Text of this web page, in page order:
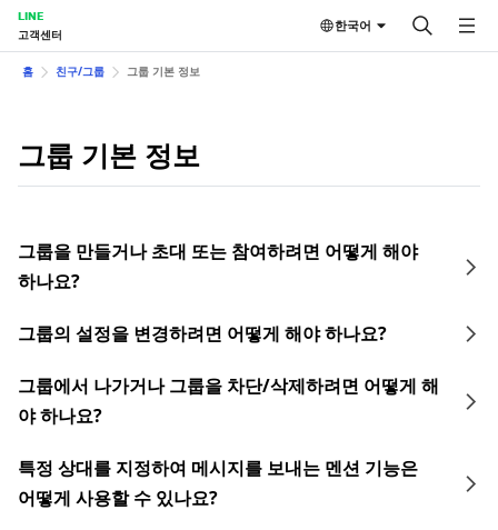
LINE
고객센터
한국어
홈 친구/그룹 그룹 기본 정보
그룹 기본 정보
그룹을 만들거나 초대 또는 참여하려면 어떻게 해야
하나요?
그룹의 설정을 변경하려면 어떻게 해야 하나요?
그룹에서 나가거나 그룹을 차단/삭제하려면 어떻게 해
야 하나요?
특정 상대를 지정하여 메시지를 보내는 멘션 기능은
어떻게 사용할 수 있나요?